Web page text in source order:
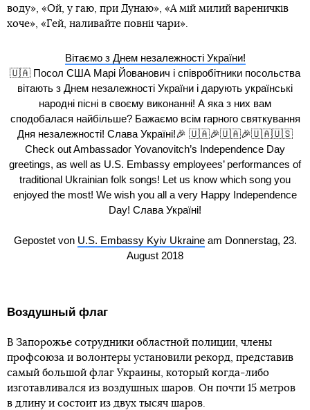
воду», «Ой, у гаю, при Дунаю», «А мій милий вареничків
хоче», «Гей, наливайте повнії чари».
Вітаємо з Днем незалежності України!
🇺🇦 Посол США Марі Йованович і співробітники посольства
вітають з Днем незалежності України і дарують українські
народні пісні в своєму виконанні! А яка з них вам
сподобалася найбільше? Бажаємо всім гарного святкування
Дня незалежності! Слава Україні!🎉 🇺🇦🎉🇺🇦🎉🇺🇦🇺🇸
Check out Ambassador Yovanovitch’s Independence Day
greetings, as well as U.S. Embassy employees’ performances of
traditional Ukrainian folk songs! Let us know which song you
enjoyed the most! We wish you all a very Happy Independence
Day! Слава Україні!
Gepostet von U.S. Embassy Kyiv Ukraineam Donnerstag, 23.
August 2018
Воздушный флаг
В Запорожье сотрудники областной полиции, члены
профсоюза и волонтеры установили рекорд, представив
самый большой флаг Украины, который когда-либо
изготавливался из воздушных шаров. Он почти 15 метров
в длину и состоит из двух тысяч шаров.